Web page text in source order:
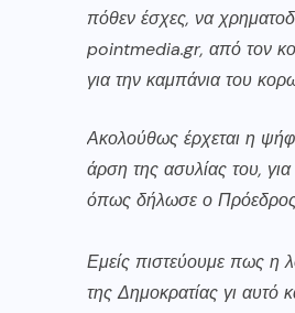
πόθεν έσχες, να
pointmedia.gr, από τον
για την καμπάνια του
Ακολούθως έρχεται η
άρση της ασυλίας του,
όπως δήλωσε ο
Εμείς πιστεύουμε πως η
της Δημοκρατίας γι αυτό